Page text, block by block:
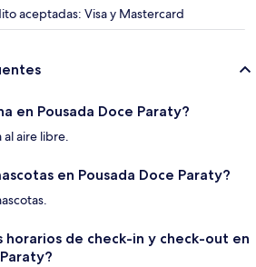
aceptadas: Visa y Mastercard
en Pousada Doce Paraty?
al aire libre.
en Pousada Doce Paraty?
horarios de check-in y check-out en